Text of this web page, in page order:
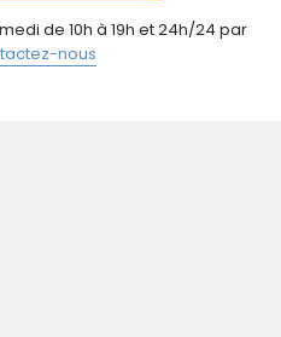
de 10h à 19h et 24h/24 par
nous